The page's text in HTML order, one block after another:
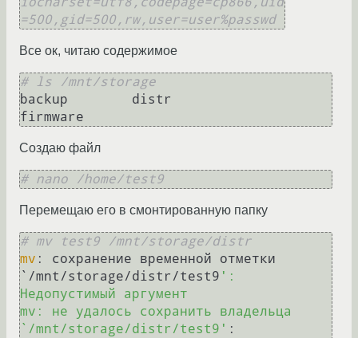
=500,gid=500,rw,user=user%passwd
Все ок, читаю содержимое
# ls /mnt/storage
backup        distr
Создаю файл
# nano /home/test9
Перемещаю его в смонтированную папку
# mv test9 /mnt/storage/distr
mv : сохранение временной отметки
`/mnt/storage/distr/test9 ':
Недопустимый аргумент
mv: не удалось сохранить владельца
`/mnt/storage/distr/test9' :